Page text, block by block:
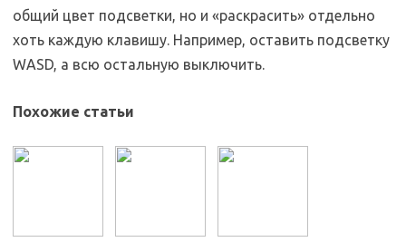
общий цвет подсветки, но и «раскрасить» отдельно
хоть каждую клавишу. Например, оставить подсветку
WASD, а всю остальную выключить.
Похожие статьи